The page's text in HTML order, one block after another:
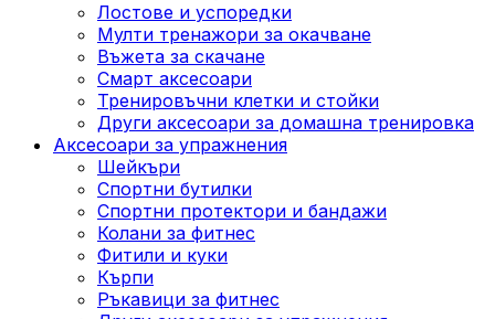
Лостове и успоредки
Мулти тренажори за окачване
Въжета за скачане
Смарт аксесоари
Тренировъчни клетки и стойки
Други аксесоари за домашна тренировка
Аксесоари за упражнения
Шейкъри
Спортни бутилки
Спортни протектори и бандажи
Колани за фитнес
Фитили и куки
Кърпи
Ръкавици за фитнес